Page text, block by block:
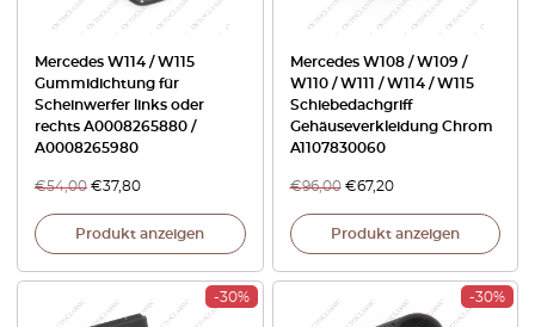
Mercedes W114 / W115
Gummidichtung für
Scheinwerfer links oder
rechts A0008265880 /
A0008265980
€54,00 €37,80
Produkt anzeigen
Mercedes W108 / W109 /
W110 / W111 / W114 / W115
Schiebedachgriff
Gehäuseverkleidung Chrom
A1107830060
€96,00 €67,20
Produkt anzeigen
-30% -30%